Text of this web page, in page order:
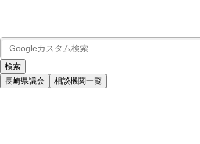
長崎県議会 相談機関一覧